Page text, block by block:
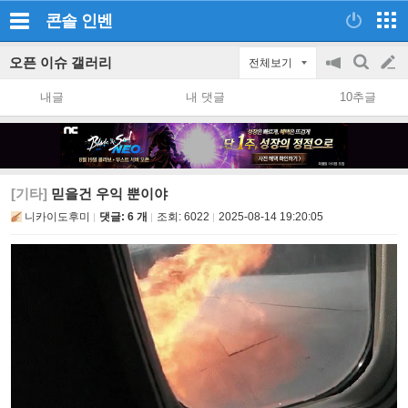
콘솔 인벤
오픈 이슈 갤러리 전체보기
공
지
on/off
검
색
글
쓰
내글 내 댓글 10추글
[기타] 믿을건 우익 뿐이야
니카이도후미 댓글: 6 개 조회: 6022 2025-08-14 19:20:05